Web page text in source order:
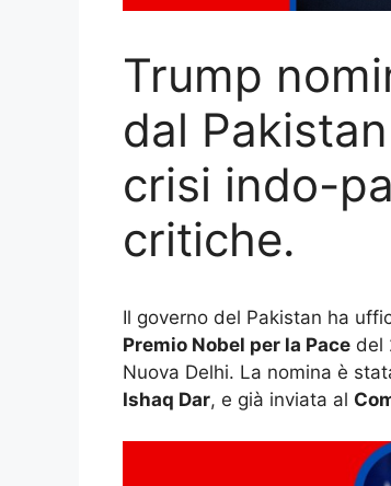
Trump
dal
crisi indo-
critiche.
Il governo del Pakistan ha
Premio Nobel per la Pace del
Nuova Delhi. La nomina è
Ishaq Dar, e già inviata al